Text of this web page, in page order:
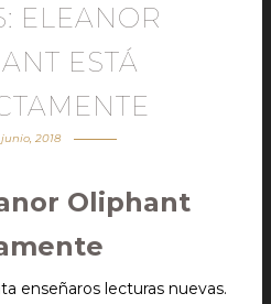
ELEANOR
ESTÁ
junio, 2018
Oliphant
enseñaros lecturas nuevas.